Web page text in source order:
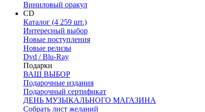
Виниловый оракул
CD
Каталог (4 259 шт.)
Интересный выбор
Новые поступления
Новые релизы
Dvd / Blu-Ray
Подарки
ВАШ ВЫБОР
Подарочные издания
Подарочный сертификат
ДЕНЬ МУЗЫКАЛЬНОГО МАГАЗИНА
Собрать лист желаний